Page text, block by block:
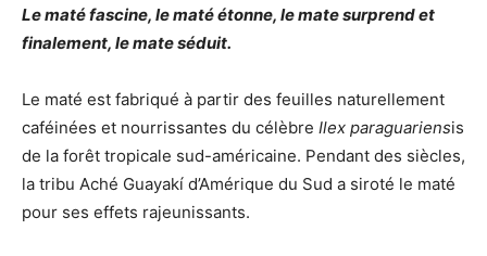
Le maté fascine, le maté étonne, le mate surprend et
finalement, le mate séduit.
Le maté est fabriqué à partir des feuilles naturellement
caféinées et nourrissantes du célèbre Ilex paraguariensis
de la forêt tropicale sud-américaine. Pendant des siècles,
la tribu Aché Guayakí d’Amérique du Sud a siroté le maté
pour ses effets rajeunissants.